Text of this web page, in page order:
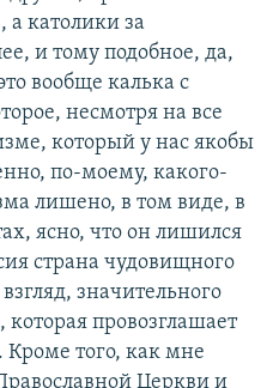
а католики за
и тому подобное, да,
вообще калька с
несмотря на все
который у нас якобы
по-моему, какого-
лишено, в том виде, в
ясно, что он лишился
страна чудовищного
значительного
провозглашает
того, как мне
Церкви и